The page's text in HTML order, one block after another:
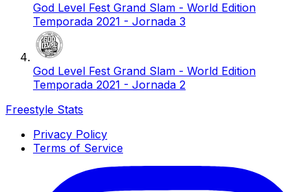
God Level Fest Grand Slam - World Edition
Temporada 2021 - Jornada 3
God Level Fest Grand Slam - World Edition
Temporada 2021 - Jornada 2
Freestyle Stats
Privacy Policy
Terms of Service